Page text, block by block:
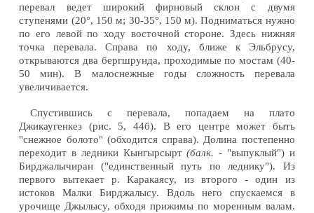
перевал ведет широкий фирновый склон с двумя
ступенями (20°, 150 м; 30-35°, 150 м). Подниматься нужно
по его левой по ходу восточной стороне. Здесь нижняя
точка перевала. Справа по ходу, ближе к Эльбрусу,
открываются два бергшрунда, проходимые по мостам (40-
50 мин). В малоснежные годы сложность перевала
увеличивается.
Спустившись с перевала, попадаем на плато
Джикаугенкез (рис. 5, 44б). В его центре может быть
"снежное болото" (обходится справа). Долина постепенно
переходит в ледники Кынгырсырт(балк.- "выпуклый") и
Бирджалычиран ("единственный путь по леднику"). Из
первого вытекает р. Каракаясу, из второго - один из
истоков Малки Бирджалысу. Вдоль него спускаемся в
урочище Джылысу, обходя прижимы по моренным валам.